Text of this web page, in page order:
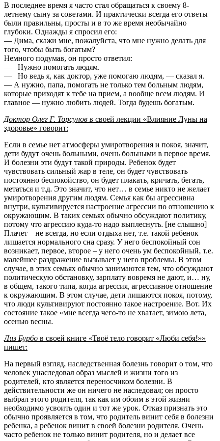
В последнее время я часто стал обращаться к своему 8-
летнему сыну за советами. И практически всегда его ответы
были правильны, просты и в то же время необычайно
глубоки. Однажды я спросил его:
— Дима, скажи мне, пожалуйста, что мне нужно делать для
того, чтобы быть богатым?
Немного подумав, он просто ответил:
— Нужно помогать людям.
— Но ведь я, как доктор, уже помогаю людям, — сказал я.
— А нужно, папа, помогать не только тем больным людям,
которые приходят к тебе на прием, а вообще всем людям. И
главное — нужно любить людей. Тогда будешь богатым.
Доктор Олег Г. Торсунов в своей лекции «Влияние Луны на
здоровье» говорит:
Если в семье нет атмосферы умиротворения и покоя, значит,
дети будут очень больными, очень больными в первое время.
И болезни эти будут такой природы. Ребенок будет
чувствовать сильный жар в теле, он будет чувствовать
постоянно беспокойство, он будет плакать, кричать, бегать,
метаться и т.д. Это значит, что нет… в семье никто не желает
умиротворения другим людям. Семья как бы агрессивна
внутри, культивируется настроение агрессии по отношению к
окружающим. В таких семьях обычно обсуждают политику,
потому что агрессию куда-то надо выплеснуть. [не слышно]
Плачет – не всегда, но если отдыха нет, т.е. такой ребенок
лишается нормального сна сразу. У него беспокойный сон
возникает, первое, второе – у него очень ум беспокойный, т.е.
малейшее раздражение вызывает у него проблемы. В этом
случае, в этих семьях обычно занимаются тем, что обсуждают
политическую обстановку, зарплату вовремя не дают, и… ну,
в общем, такого типа, когда агрессия, агрессивное отношение
к окружающим. В этом случае, дети лишаются покоя, потому,
что люди культивируют постоянно такое настроение. Вот. Их
состояние такое «мне всегда чего-то не хватает, зимою лета,
осенью весны.
Лиз Бурбо в своей книге «Твоё тело говорит «Люби себя!»»
пишет:
На первый взгляд, наследственная болезнь говорит о том, что
человек унаследовал образ мыслей и жизни того из
родителей, кто является переносчиком болезни. В
действительности же он ничего не наследовал; он просто
выбрал этого родителя, так как им обоим в этой жизни
необходимо усвоить один и тот же урок. Отказ признать это
обычно проявляется в том, что родитель винит себя в болезни
ребенка, а ребенок винит в своей болезни родителя. Очень
часто ребенок не только винит родителя, но и делает все